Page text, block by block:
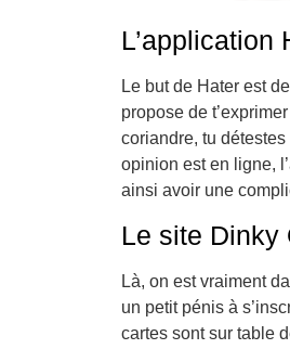
L’application
Le but de Hater est
propose de
coriandre, tu
opinion est en ligne,
ainsi avoir une
Le site Dinky
Là, on est vraiment
un petit pénis à
cartes sont sur table